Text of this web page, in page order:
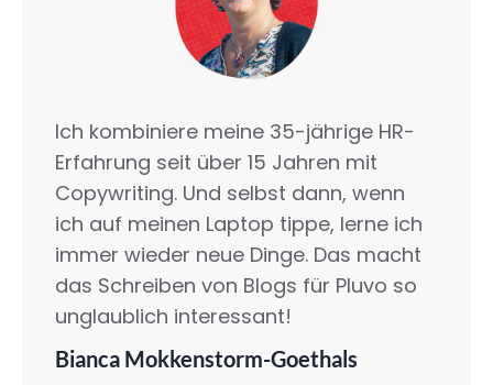
Ich kombiniere meine 35-jährige HR-
Erfahrung seit über 15 Jahren mit
Copywriting. Und selbst dann, wenn
ich auf meinen Laptop tippe, lerne ich
immer wieder neue Dinge. Das macht
das Schreiben von Blogs für Pluvo so
unglaublich interessant!
Bianca Mokkenstorm-Goethals